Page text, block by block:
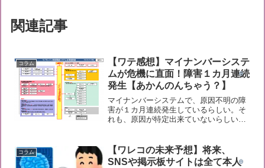
関連記事
コラム
【ワテ感想】マイナンバーシステ
ムが危機に直面！障害１カ月連続
発生【あかんのんちゃう？】
マイナンバーシステムで、原因不明の障
害が１カ月連続発生しているらしい。そ
れも、原因が特定出来ていないらしい。
生しているらしい。原因は分からない
し、発生する頻度も一日一回...
コラム
【ワレコの未来予想】将来、
SNSや掲示板サイトは全て本人